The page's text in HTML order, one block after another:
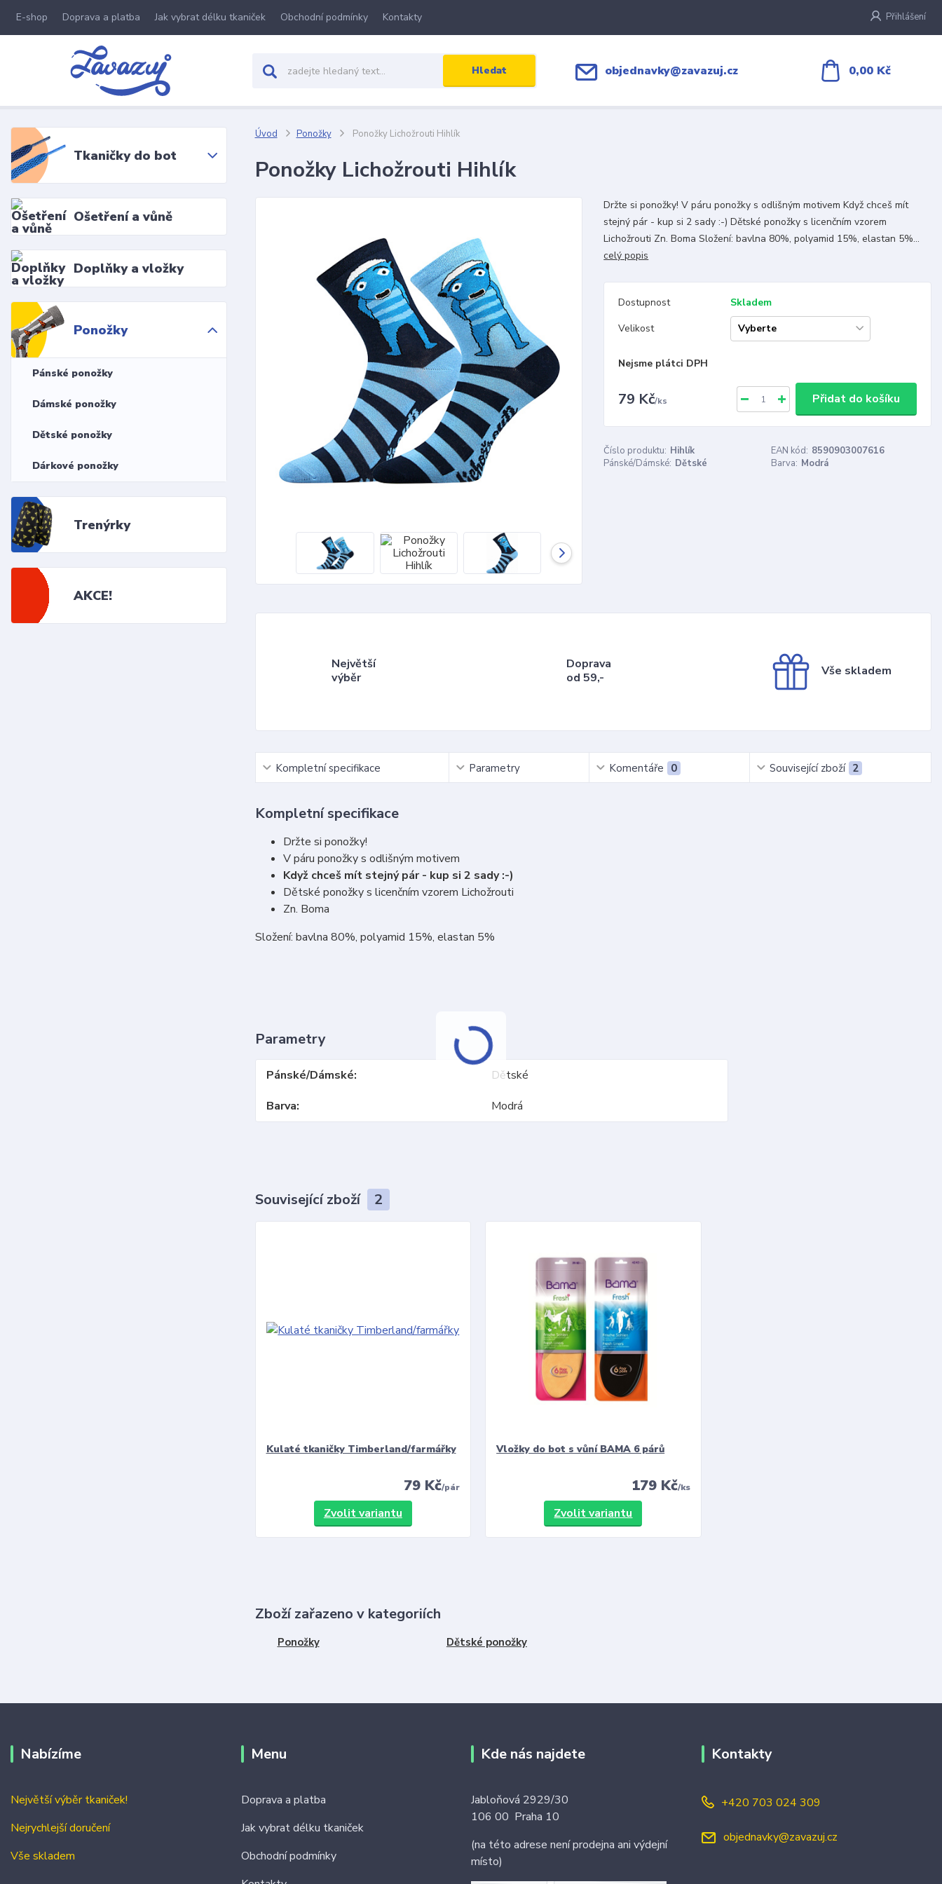
E-shop Doprava a platba Jak vybrat délku tkaniček Obchodní podmínky Kontakty Přihlášení
Hledat objednavky@zavazuj.cz 0,00 Kč
Tkaničky do bot
Ošetření a vůně
Doplňky a vložky
Ponožky
Pánské ponožky
Dámské ponožky
Dětské ponožky
Dárkové ponožky
Trenýrky
AKCE!
Úvod Ponožky Ponožky Lichožrouti Hihlík
Ponožky Lichožrouti Hihlík
Držte si ponožky! V páru ponožky s odlišným motivem Když chceš mít
stejný pár - kup si 2 sady :-) Dětské ponožky s licenčním vzorem
Lichožrouti Zn. Boma Složení: bavlna 80%, polyamid 15%, elastan 5%...
celý popis
Dostupnost
Skladem
Velikost
Nejsme plátci DPH
79 Kč/ks Přidat do košíku
Číslo produktu: Hihlík EAN kód: 8590903007616
Pánské/Dámské: Dětské Barva: Modrá
Největší
výběr
Doprava
od 59,-
Vše skladem
Kompletní specifikace Parametry Komentáře 0 Související zboží 2
Kompletní specifikace
Držte si ponožky!
V páru ponožky s odlišným motivem
Když chceš mít stejný pár - kup si 2 sady :-)
Dětské ponožky s licenčním vzorem Lichožrouti
Zn. Boma
Složení: bavlna 80%, polyamid 15%, elastan 5%
Parametry
Pánské/Dámské
Dětské
Barva
Modrá
Související zboží 2
Kulaté tkaničky Timberland/farmářky
79 Kč/pár
Zvolit variantu
Vložky do bot s vůní BAMA 6 párů
179 Kč/ks
Zvolit variantu
Zboží zařazeno v kategoriích
Ponožky Dětské ponožky
Nabízíme
Největší výběr tkaniček!
Nejrychlejší doručení
Vše skladem
Menu
Doprava a platba
Jak vybrat délku tkaniček
Obchodní podmínky
Kde nás najdete
Jabloňová 2929/30
106 00 Praha 10
(na této adrese není prodejna ani výdejní
místo)
Kontakty
+420 703 024 309
objednavky@zavazuj.cz